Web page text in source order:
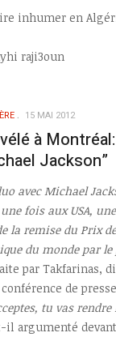
inhumer en
raji3oun
15 MAI 2012
à
Jackson”
avec Michael
fois aux USA,
la remise du Prix
du monde par
par Takfarinas,
de
tu vas
il argumenté